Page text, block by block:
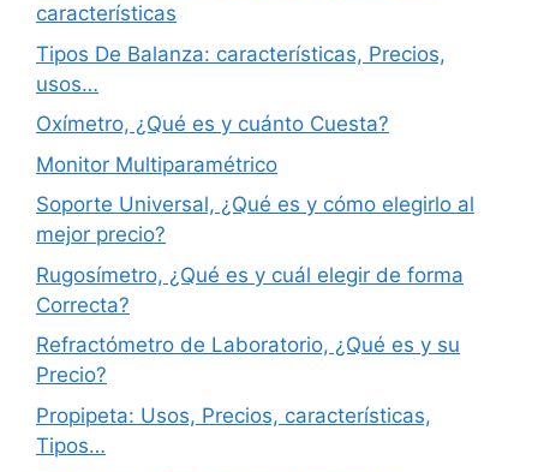
características
Tipos De Balanza: características, Precios,
usos…
Oxímetro, ¿Qué es y cuánto Cuesta?
Monitor Multiparamétrico
Soporte Universal, ¿Qué es y cómo elegirlo al
mejor precio?
Rugosímetro, ¿Qué es y cuál elegir de forma
Correcta?
Refractómetro de Laboratorio, ¿Qué es y su
Precio?
Propipeta: Usos, Precios, características,
Tipos…